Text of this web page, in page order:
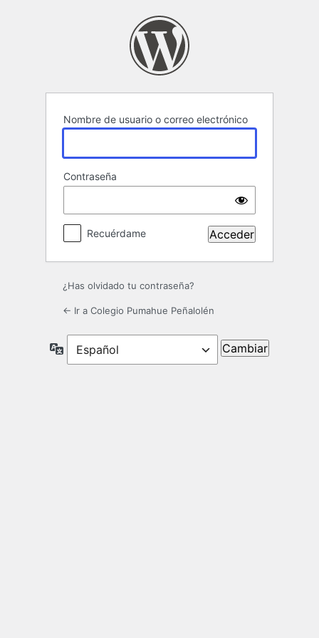
Nombre de usuario o correo electrónico
Contraseña
Recuérdame
¿Has olvidado tu contraseña?
← Ir a Colegio Pumahue Peñalolén
Idioma